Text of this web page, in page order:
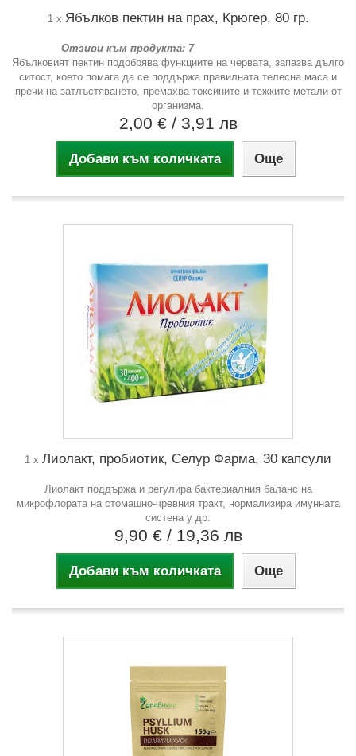
1 x Ябълков пектин на прах, Крюгер, 80 гр.
Отзиви към продукта: 7
Ябълковият пектин подобрява функциите на червата, запазва дълго
ситост, което помага да се поддържа правилната телесна маса и
пречи на затлъстяването, премахва токсините и тежките метали от
организма.
2,00 € / 3,91 лв
Добави към количката Още
1 x Лиолакт, пробиотик, Селур Фарма, 30 капсули
Лиолакт поддържа и регулира бактериалния баланс на
микрофлората на стомашно-чревния тракт, нормализира имунната
систена у др.
9,90 € / 19,36 лв
Добави към количката Още